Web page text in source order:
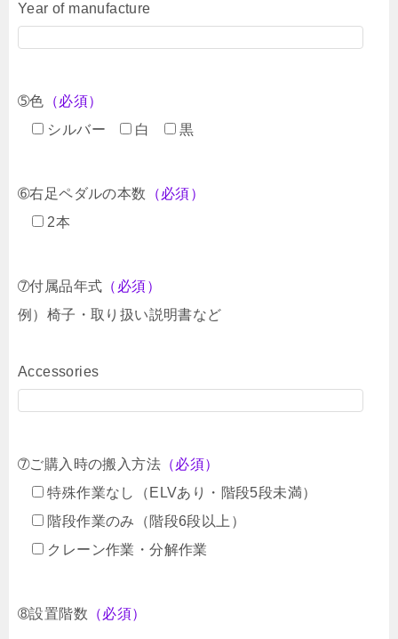
Year of manufacture
➄色 （必須）
シルバー
白 黒
➅右足ペダルの本数 （必須）
2本
➆付属品年式 （必須）
例）椅子・取り扱い説明書など
Accessories
➆ご購入時の搬入方法 （必須）
特殊作業なし（ELVあり・階段5段未満）
階段作業のみ（階段6段以上）
クレーン作業・分解作業
➇設置階数 （必須）